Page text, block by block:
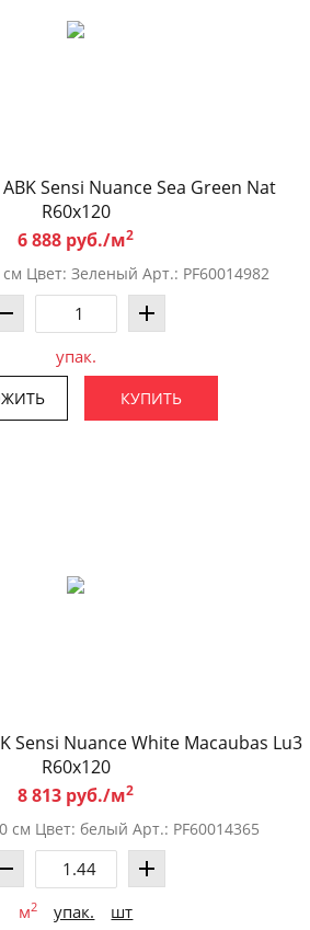
Sensi Nuance Sea Green Nat
R60x120
6 888 руб./м2
Цвет: Зеленый Арт.: PF60014982
упак.
КУПИТЬ
Sensi Nuance White Macaubas Lu3
R60x120
8 813 руб./м2
см Цвет: белый Арт.: PF60014365
м2 упак. шт